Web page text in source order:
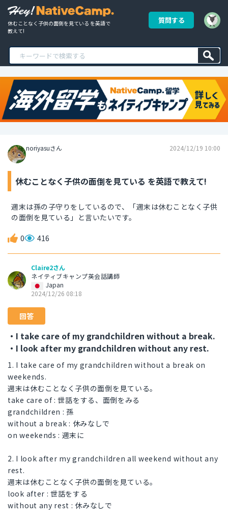
休むことなく子供の面倒を見ている を英語で
教えて!
質問する
noriyasuさん 2024/12/19 10:00
休むことなく子供の面倒を見ている を英語で教えて!
週末は孫の子守りをしているので、「週末は休むことなく子供
の面倒を見ている」と言いたいです。
0 416
Claire2さん
ネイティブキャンプ英会話講師
Japan
2024/12/26 08:18
回答
・I take care of my grandchildren without a break.
・I look after my grandchildren without any rest.
1. I take care of my grandchildren without a break on
weekends.
週末は休むことなく子供の面倒を見ている。
take care of : 世話をする、面倒をみる
grandchildren : 孫
without a break : 休みなしで
on weekends : 週末に
2. I look after my grandchildren all weekend without any
rest.
週末は休むことなく子供の面倒を見ている。
look after : 世話をする
without any rest : 休みなしで